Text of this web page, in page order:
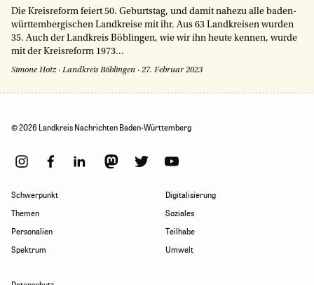
Die Kreisreform feiert 50. Geburtstag, und damit nahezu alle baden-
württembergischen Landkreise mit ihr. Aus 63 Landkreisen wurden
35. Auch der Landkreis Böblingen, wie wir ihn heute kennen, wurde
mit der Kreisreform 1973...
Simone Hotz· Landkreis Böblingen · 27. Februar 2023
Schwerpunkt
Themen
Personalien
Spektrum
Digitalisierung
Soziales
Teilhabe
Umwelt
© 2026 Landkreis Nachrichten Baden-Württemberg